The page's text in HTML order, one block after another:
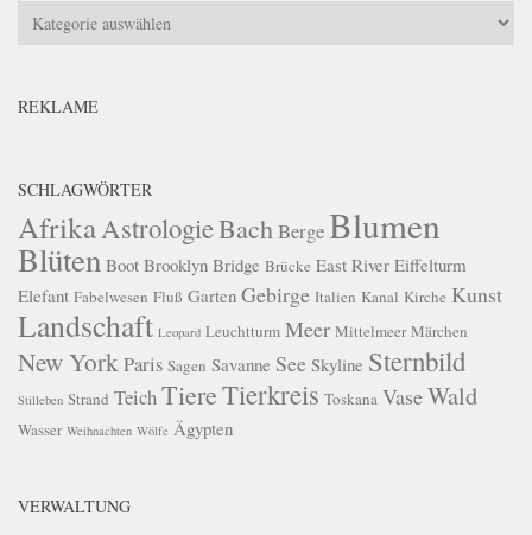
Kategorien
REKLAME
SCHLAGWÖRTER
Afrika AstrologieBach BergeBlumen
Blüten Boot Brooklyn Bridge Brücke East River Eiffelturm
Elefant Fabelwesen Fluß Garten Gebirge Italien Kanal Kirche Kunst
Landschaft Leopard Leuchtturm Meer Mittelmeer Märchen
New YorkParis Sagen Savanne See Skyline Sternbild
Stilleben Strand TeichTiereTierkreis Toskana VaseWald
Wasser Weihnachten Wölfe Ägypten
VERWALTUNG